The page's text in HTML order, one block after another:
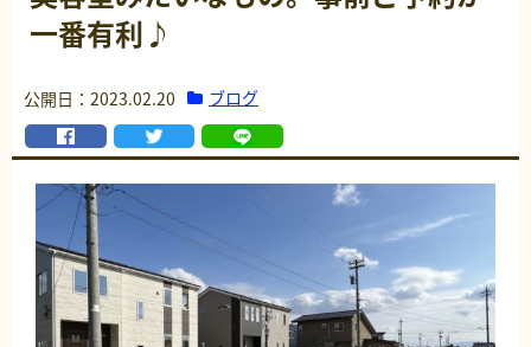
一番有利♪
公開日：2023.02.20 ブログ